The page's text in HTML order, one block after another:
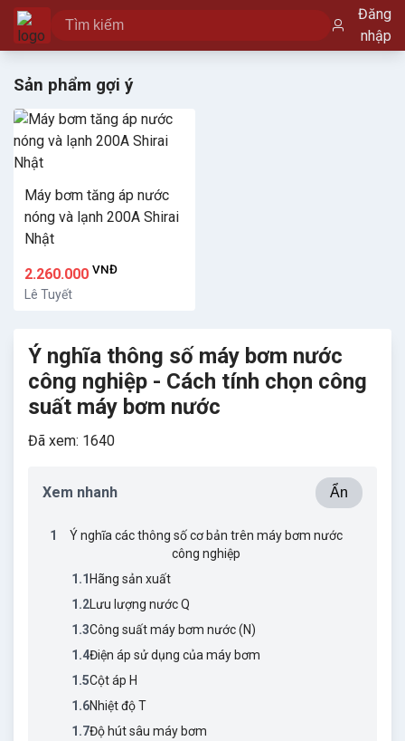
Đăng
nhập
Sản phẩm gợi ý
Máy bơm tăng áp nước
nóng và lạnh 200A Shirai
Nhật
2.260.000 VNĐ
Lê Tuyết
Ý nghĩa thông số máy bơm nước
công nghiệp - Cách tính chọn công
suất máy bơm nước
Đã xem: 1640
Xem nhanh Ẩn
1
Ý nghĩa các thông số cơ bản trên máy bơm nước
công nghiệp
1.1 Hãng sản xuất
1.2Lưu lượng nước Q
1.3Công suất máy bơm nước (N)
1.4Điện áp sử dụng của máy bơm
1.5Cột áp H
1.6Nhiệt độ T
1.7Độ hút sâu máy bơm